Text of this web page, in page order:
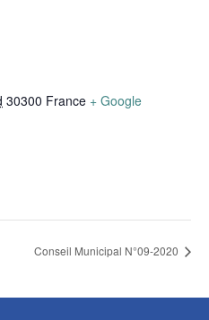
30300 France + Google
Conseil Municipal N°09-2020